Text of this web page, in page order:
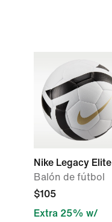
Nike Legacy Elite
Balón de fútbol
$105
Extra 25% w/